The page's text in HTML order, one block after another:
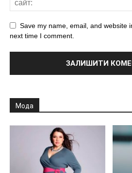
Save my name, email, and website
next time I comment.
Мода